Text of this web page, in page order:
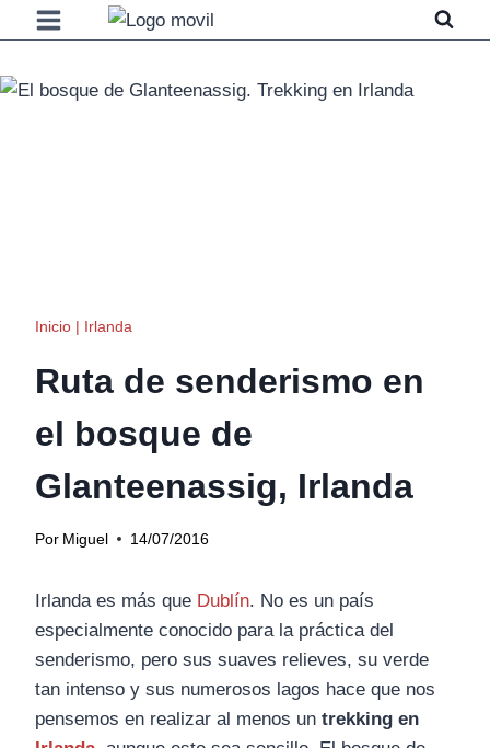
Saltar
al
contenido
Inicio | Irlanda
Ruta de senderismo en
el bosque de
Glanteenassig, Irlanda
Por Miguel 14/07/2016
Irlanda es más que Dublín. No es un país
especialmente conocido para la práctica del
senderismo, pero sus suaves relieves, su verde
tan intenso y sus numerosos lagos hace que nos
pensemos en realizar al menos un trekking en